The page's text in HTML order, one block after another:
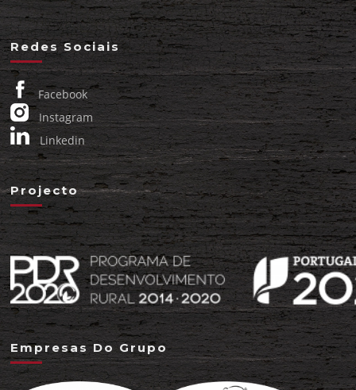
Redes Sociais
Facebook
Instagram
Linkedin
Projecto
Empresas Do Grupo